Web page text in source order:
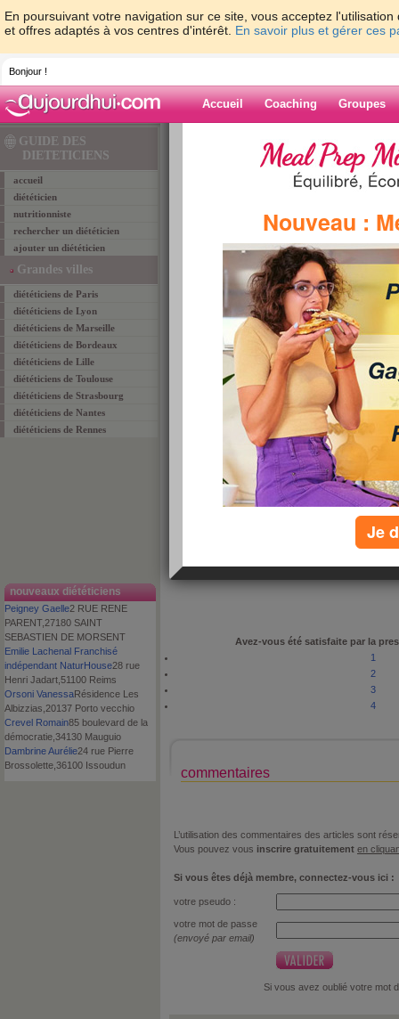
En poursuivant votre navigation sur ce site, vous acceptez
et offres adaptés à vos centres d'intérêt. En savoir plus et gérer ces
Bonjour !
Accueil Coaching Groupes
GUIDE DES
DIETETICIENS
accueil
diététicien
nutritionniste
rechercher un diététicien
ajouter un diététicien
Grandes villes
diététiciens de Paris
diététiciens de Lyon
diététiciens de Marseille
diététiciens de Bordeaux
diététiciens de Lille
diététiciens de Toulouse
diététiciens de Strasbourg
diététiciens de Nantes
diététiciens de Rennes
nouveaux diététiciens
Peigney Gaelle2 RUE RENE
PARENT,27180 SAINT
SEBASTIEN DE MORSENT
Emilie Lachenal Franchisé
indépendant NaturHouse28 rue
Henri Jadart,51100 Reims
Orsoni VanessaRésidence Les
Albizzias,20137 Porto vecchio
Crevel Romain85 boulevard de la
démocratie,34130 Mauguio
Dambrine Aurélie24 rue Pierre
Brossolette,36100 Issoudun
Diététiciens ROANNE
RUELLE FLAVIE
Equipe Aujourdhui.com
0 fois
Avez-vous été satisfaite par la
1
2
3
4
commentaires
L’utilisation des commentaires des articles sont
Vous pouvez vous inscrire gratuitement en
Si vous êtes déjà membre, connectez-vous ici :
votre pseudo :
votre mot de passe
(envoyé par email)
Si vous avez oublié votre mot
Nouveau :
Je